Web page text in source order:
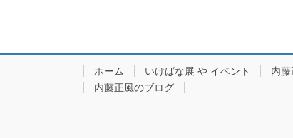
ホーム いけばな展 や イベント 内
内藤正風のブログ